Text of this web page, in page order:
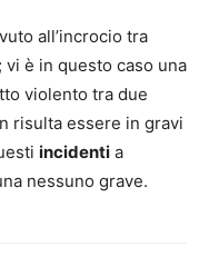
all’incrocio tra
è in questo caso una
violento tra due
risulta essere in gravi
incidenti a
nessuno grave.